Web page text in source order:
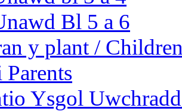
Bl 5 a 6
y plant /
Ysgol